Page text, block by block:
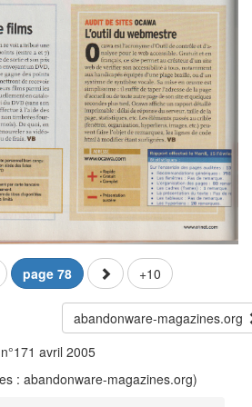
page 78 +10
abandonware-magazines.org
n°171 avril 2005
: abandonware-magazines.org)